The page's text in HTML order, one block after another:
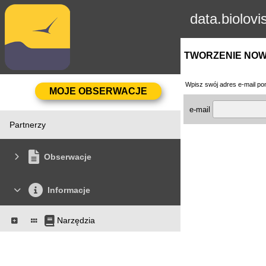
Partnerzy
Obserwacje
Informacje
Narzędzia
TWORZENIE
Wpisz swój adres e-mail
e-mail